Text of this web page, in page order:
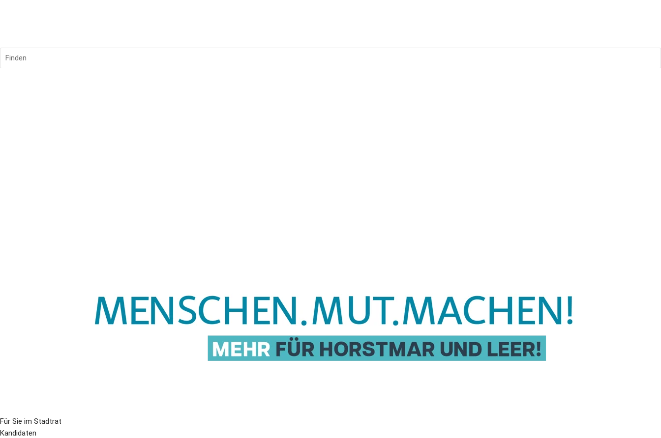
Finden
Für Sie im Stadtrat
Kandidaten